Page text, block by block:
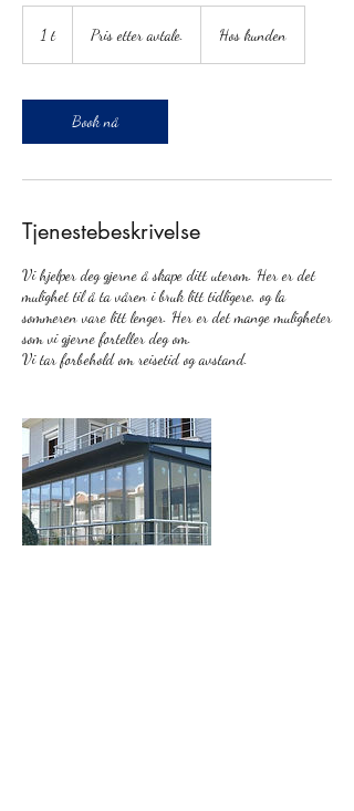
1 t1
avtale.
Pris etter avtale. Hos kunden
Book nå
Tjenestebeskrivelse
Vi hjelper deg gjerne å skape ditt uterom. Her er det
mulighet til å ta våren i bruk litt tidligere, og la
sommeren vare litt lenger. Her er det mange muligheter
som vi gjerne forteller deg om.
Vi tar forbehold om reisetid og avstand.